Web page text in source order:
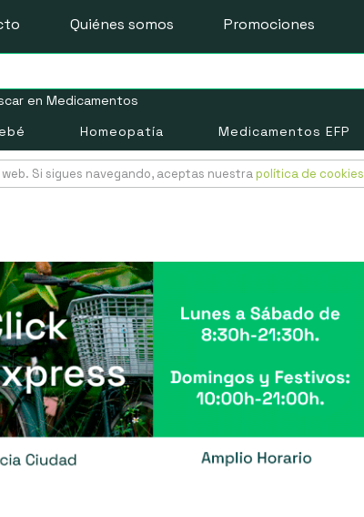
en Medicamentos
Quiénes somos Promociones
Homeopatía Medicamentos EFP
Si sigues navegando, aceptas nuestra política de cookies